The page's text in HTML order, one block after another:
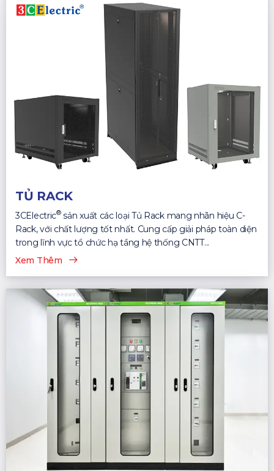
TỦ RACK
3CElectric®sản xuất các loại Tủ Rack mang nhãn hiệu C-
Rack, với chất lượng tốt nhất. Cung cấp giải pháp toàn diện
trong lĩnh vực tổ chức hạ tầng hệ thống CNTT...
Xem Thêm